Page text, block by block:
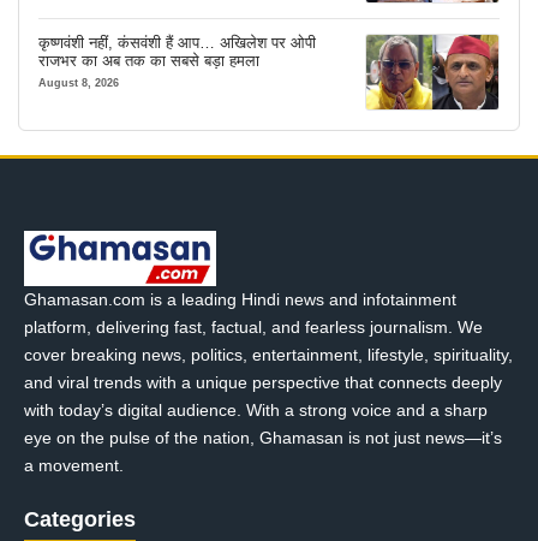
कृष्णवंशी नहीं, कंसवंशी हैं आप… अखिलेश पर ओपी
राजभर का अब तक का सबसे बड़ा हमला
August 8, 2026
Ghamasan.com is a leading Hindi news and infotainment
platform, delivering fast, factual, and fearless journalism. We
cover breaking news, politics, entertainment, lifestyle, spirituality,
and viral trends with a unique perspective that connects deeply
with today’s digital audience. With a strong voice and a sharp
eye on the pulse of the nation, Ghamasan is not just news—it’s
a movement.
Categories